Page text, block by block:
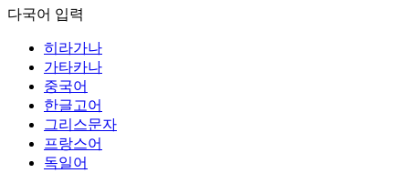
다국어 입력
히라가나
가타카나
중국어
한글고어
그리스문자
프랑스어
독일어